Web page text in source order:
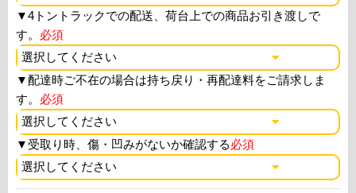
▼4トントラックでの配送、荷台上での商品お引き渡しで
す。 必須
▼配達時ご不在の場合は持ち戻り・再配達料をご請求しま
す。 必須
▼ 受取り時、傷・凹みがないか確認する必須